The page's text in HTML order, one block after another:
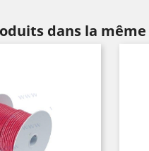
dans la